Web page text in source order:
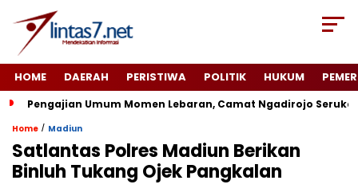
HOME DAERAH PERISTIWA POLITIK HUKUM
Pengajian Umum Momen Lebaran, Camat Ngadirojo
Home / Madiun
Satlantas Polres Madiun Berikan
Binluh Tukang Ojek Pangkalan